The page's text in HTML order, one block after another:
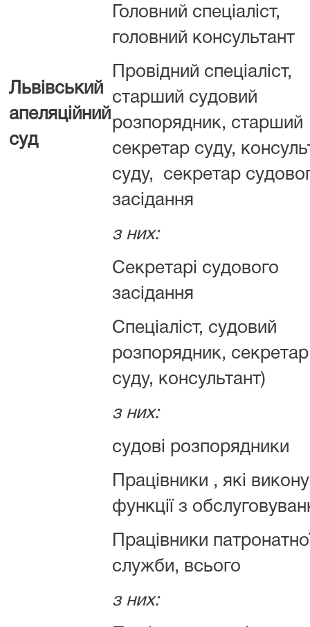
Львівський
апеляційний
суд
Головний спеціаліст,
головний консультант
Провідний спеціаліст,
старший судовий
розпорядник, старший
секретар суду,
суду, секретар
засідання
з них:
Секретарі судового
засідання
Спеціаліст, судовий
розпорядник, секретар
суду, консультант)
з них:
судові розпорядники
Працівники , які
функції з
Працівники
служби, всього
з них: